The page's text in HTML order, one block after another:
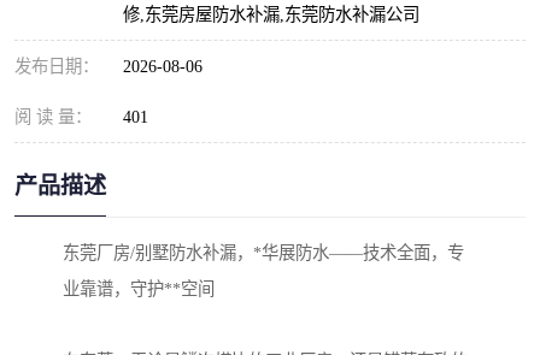
修,东莞房屋防水补漏,东莞防水补漏公司
发布日期： 2026-08-06
阅 读 量： 401
产品描述
东莞厂房/别墅防水补漏，*华展防水——技术全面，专
业靠谱，守护**空间